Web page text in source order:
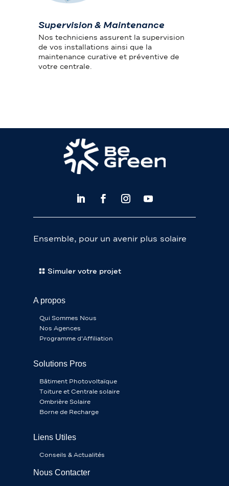
Supervision & Maintenance
Nos techniciens assurent la supervision
de vos installations ainsi que la
maintenance curative et préventive de
votre centrale.
Ensemble, pour un avenir plus solaire
Simuler votre projet
A propos
Qui Sommes Nous
Nos Agences
Programme d'Affiliation
Solutions Pros
Bâtiment Photovoltaïque
Toiture et Centrale solaire
Ombrière Solaire
Borne de Recharge
Liens Utiles
Conseils & Actualités
Nous Contacter